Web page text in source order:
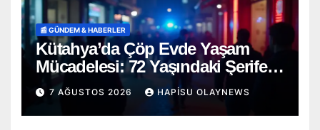
📰 GÜNDEM & HABERLER
Kütahya’da Çöp Evde Yaşam
Mücadelesi: 72 Yaşındaki Şerife
D. Mucizevi Şekilde Kurtarıldı
7 AĞUSTOS 2026 HAPISU OLAYNEWS